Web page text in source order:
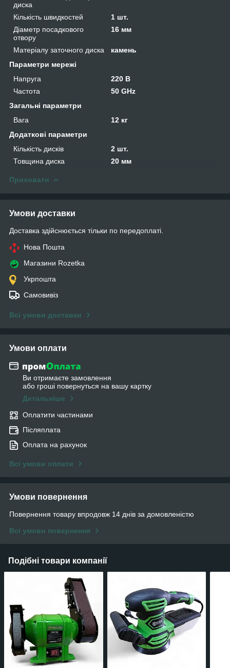
диска
Кількість швидкостей
1 шт.
Діаметр посадкового
отвору
16 мм
Матеріалу заточного диска
камень
Параметри мережі
Напруга
220 В
Частота
50 GHz
Загальні параметри
Вага
12 кг
Додаткові параметри
Кількість дисків
2 шт.
Товщина диска
20 мм
Приховати
Умови доставки
Доставка здійснюється тільки по передоплаті.
Нова Пошта
Магазини Rozetka
Укрпошта
Самовивіз
Всі умови доставки
Умови оплати
Ви отримаєте замовлення
або гроші повернуться на вашу картку
Детальніше
Оплатити частинами
Післяплата
Оплата на рахунок
Всі умови оплати
Умови повернення
Повернення товару впродовж 14 днів за домовленістю
Всі умови повернення
Подібні товари компанії